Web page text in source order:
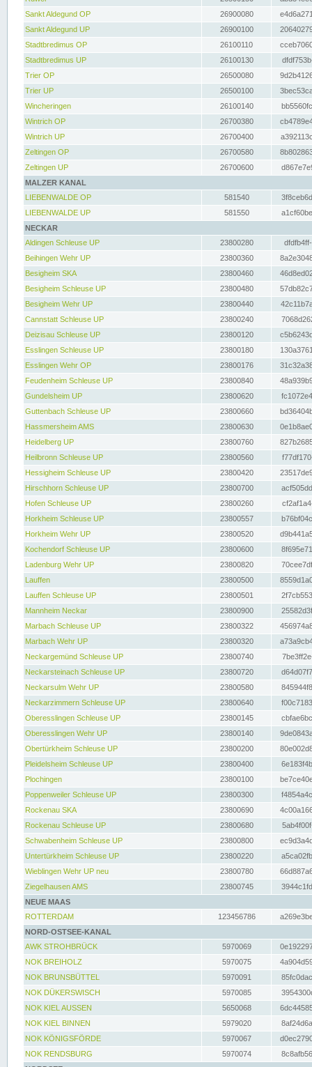
Sankt Aldegund OP
26900080
Sankt Aldegund UP
26900100
Stadtbredimus OP
26100110
Stadtbredimus UP
26100130
Trier OP
26500080
Trier UP
26500100
Wincheringen
26100140
Wintrich OP
26700380
Wintrich UP
26700400
Zeltingen OP
26700580
Zeltingen UP
26700600
MALZER KANAL
LIEBENWALDE OP
581540
LIEBENWALDE UP
581550
NECKAR
Aldingen Schleuse UP
23800280
Beihingen Wehr UP
23800360
Besigheim SKA
23800460
Besigheim Schleuse UP
23800480
Besigheim Wehr UP
23800440
Cannstatt Schleuse UP
23800240
Deizisau Schleuse UP
23800120
Esslingen Schleuse UP
23800180
Esslingen Wehr OP
23800176
Feudenheim Schleuse UP
23800840
Gundelsheim UP
23800620
Guttenbach Schleuse UP
23800660
Hassmersheim AMS
23800630
Heidelberg UP
23800760
Heilbronn Schleuse UP
23800560
Hessigheim Schleuse UP
23800420
Hirschhorn Schleuse UP
23800700
Hofen Schleuse UP
23800260
Horkheim Schleuse UP
23800557
Horkheim Wehr UP
23800520
Kochendorf Schleuse UP
23800600
Ladenburg Wehr UP
23800820
Lauffen
23800500
Lauffen Schleuse UP
23800501
Mannheim Neckar
23800900
Marbach Schleuse UP
23800322
Marbach Wehr UP
23800320
Neckargemünd Schleuse UP
23800740
Neckarsteinach Schleuse UP
23800720
Neckarsulm Wehr UP
23800580
Neckarzimmern Schleuse UP
23800640
Oberesslingen Schleuse UP
23800145
Oberesslingen Wehr UP
23800140
Obertürkheim Schleuse UP
23800200
Pleidelsheim Schleuse UP
23800400
Plochingen
23800100
Poppenweiler Schleuse UP
23800300
Rockenau SKA
23800690
Rockenau Schleuse UP
23800680
Schwabenheim Schleuse UP
23800800
Untertürkheim Schleuse UP
23800220
Wieblingen Wehr UP neu
23800780
Ziegelhausen AMS
23800745
NEUE MAAS
ROTTERDAM
123456786
NORD-OSTSEE-KANAL
AWK STROHBRÜCK
5970069
NOK BREIHOLZ
5970075
NOK BRUNSBÜTTEL
5970091
NOK DÜKERSWISCH
5970085
NOK KIEL AUSSEN
5650068
NOK KIEL BINNEN
5979020
NOK KÖNIGSFÖRDE
5970067
NOK RENDSBURG
5970074